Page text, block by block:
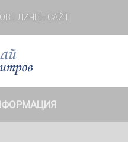
| ЛИЧЕН САЙТ